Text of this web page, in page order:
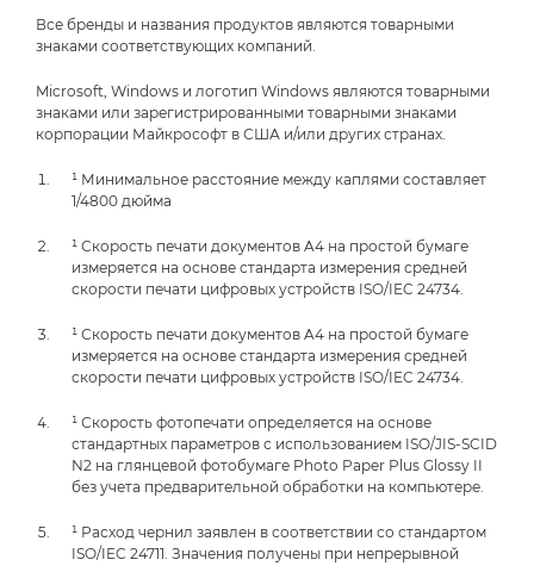
Все бренды и названия продуктов являются товарными
знаками соответствующих компаний.
Microsoft, Windows и логотип Windows являются товарными
знаками или зарегистрированными товарными знаками
корпорации Майкрософт в США и/или других странах.
¹ Минимальное расстояние между каплями составляет
1/4800 дюйма
¹ Скорость печати документов A4 на простой бумаге
измеряется на основе стандарта измерения средней
скорости печати цифровых устройств ISO/IEC 24734.
¹ Скорость печати документов A4 на простой бумаге
измеряется на основе стандарта измерения средней
скорости печати цифровых устройств ISO/IEC 24734.
¹ Скорость фотопечати определяется на основе
стандартных параметров с использованием ISO/JIS-SCID
N2 на глянцевой фотобумаге Photo Paper Plus Glossy II
без учета предварительной обработки на компьютере.
¹ Расход чернил заявлен в соответствии со стандартом
ISO/IEC 24711. Значения получены при непрерывной